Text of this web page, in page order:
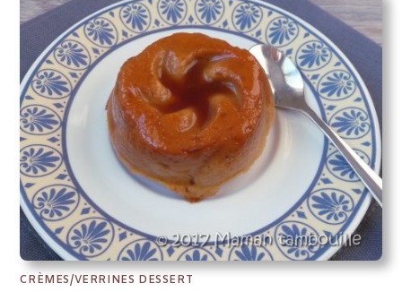
CRÈMES/VERRINES DESSERT